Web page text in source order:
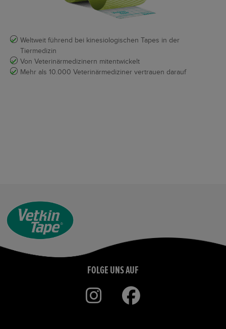
Weltweit führend bei kinesiologischen Tapes in der
Tiermedizin
Von Veterinärmedizinern mitentwickelt
Mehr als 10.000 Veterinärmediziner vertrauen darauf
FOLGE UNS AUF